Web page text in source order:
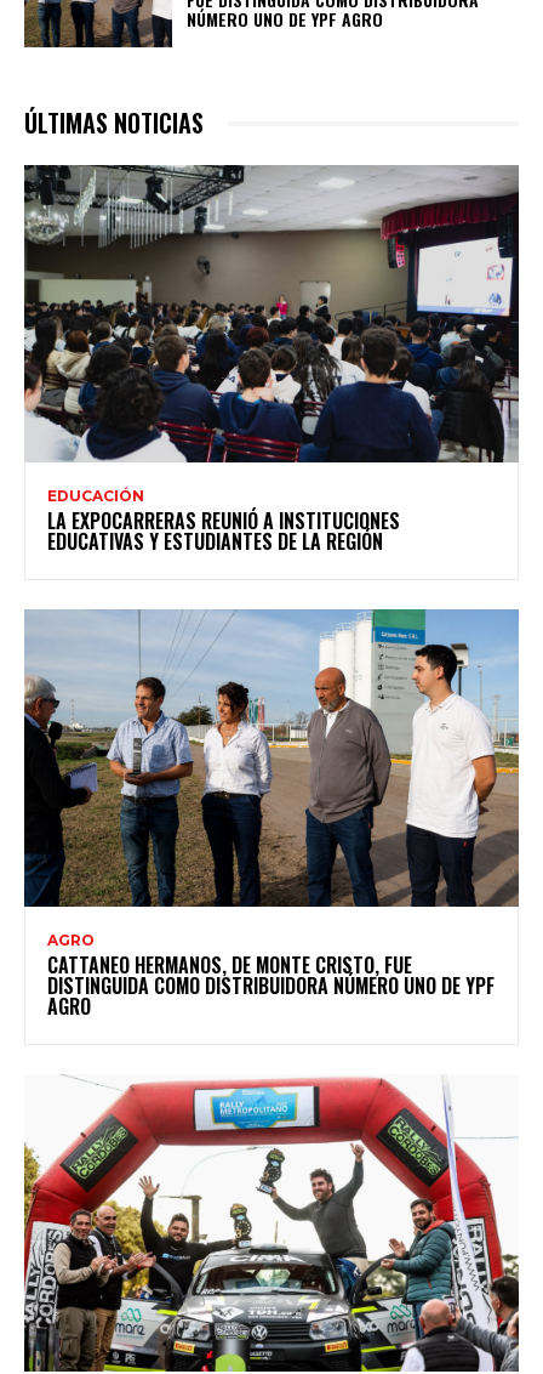
NÚMERO UNO DE YPF AGRO
ÚLTIMAS NOTICIAS
EDUCACIÓN
LA EXPOCARRERAS REUNIÓ A INSTITUCIONES
EDUCATIVAS Y ESTUDIANTES DE LA REGIÓN
AGRO
CATTANEO HERMANOS, DE MONTE CRISTO, FUE
DISTINGUIDA COMO DISTRIBUIDORA NÚMERO UNO DE YPF
AGRO